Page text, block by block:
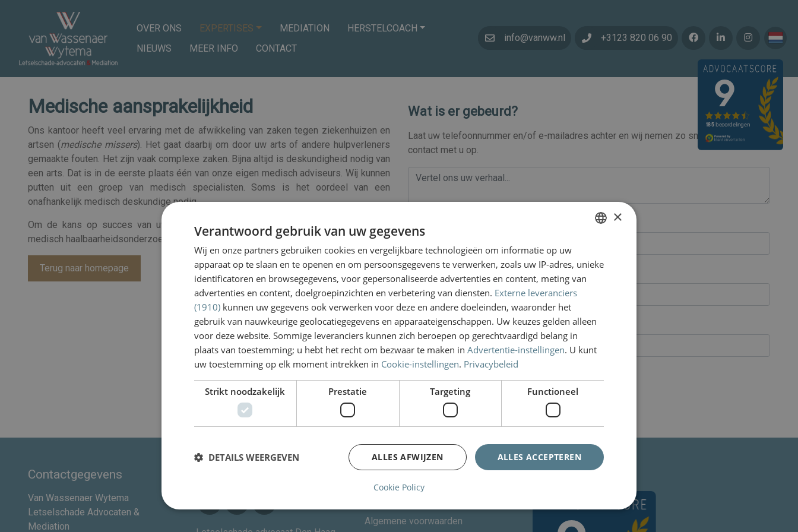
info@vanww.nl +3123 820 06 90
OVER ONS EXPERTISES MEDIATION
HERSTELCOACH
NIEUWS
MEER INFO CONTACT
Medische aansprakelijkheid
Ons kantoor heeft veel ervaring met de afwikkeling van zaken tegen ziekenhuizen en
artsen (medische missers). Het gaat daarbij om door uw arts of andere hulpverleners
gemaakte fouten. Het zijn vaak complexe zaken. Bijna altijd is deskundigheid nodig van
een arts. Dat is in de eerste plaats één van onze eigen medisch adviseurs. Wij kunnen
putten uit een groep van medisch specialisten. Soms is het oordeel van een
onafhankelijk medisch deskundige nodig.
Om de kans op succes van uw zaak te beoordelen verrichten wij altijd eerst een
medisch haalbaarheidsonderzoek, vaak op basis van eenfixed fee
Terug naar homepage
Wat is er gebeurd?
Laat uw telefoonnummer en/of e-mailadres achter en wij nemen zo snel mogelijk
contact met u op.
E-mail
Naam
Versturen
Contactgegevens
Van Wassenaer Wytema
Letselschade Advocaten &
Mediation
Links
Algemene voorwaarden
Klanten vertellen
ENGLISH
×
Verantwoord gebruik van uw gegevens
Wij en onze partners gebruiken cookies en vergelijkbare technologieën om informatie op uw
apparaat op te slaan en te openen en om persoonsgegevens te verwerken, zoals uw IP-adres, unieke
identificatoren en browsegegevens, voor gepersonaliseerde advertenties en content, meting van
advertenties en content, doelgroepinzichten en verbetering van diensten. Externe leveranciers
(1910) kunnen uw gegevens ook verwerken voor deze en andere doeleinden, waaronder het
gebruik van nauwkeurige geolocatiegegevens en apparaateigenschappen. Uw keuzes gelden alleen
voor deze website. Sommige leveranciers kunnen zich beroepen op gerechtvaardigd belang in
plaats van toestemming; u hebt het recht om bezwaar te maken in Advertentie-instellingen. U kunt
uw toestemming op elk moment intrekken in Cookie-instellingen. Privacybeleid
Strikt noodzakelijk Prestatie Targeting Functioneel
ALLES ACCEPTEREN
ALLES AFWIJZEN
DETAILS WEERGEVEN
Cookie Policy